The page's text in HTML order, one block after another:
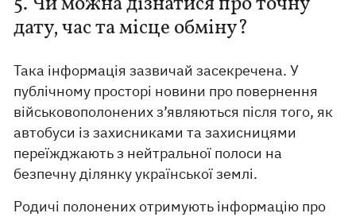
дату, час та місце обміну?
Така інформація зазвичай засекречена. У
публічному просторі новини про повернення
військовополонених з’являються після того, як
автобуси із захисниками та захисницями
переїжджають з нейтральної полоси на
безпечну ділянку української землі.
Родичі полонених отримують інформацію про